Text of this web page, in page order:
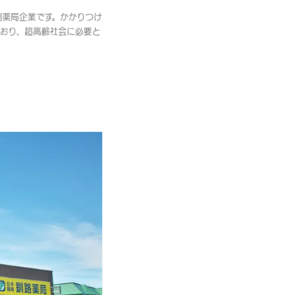
局企業です。かかりつけ
り、超高齢社会に必要と